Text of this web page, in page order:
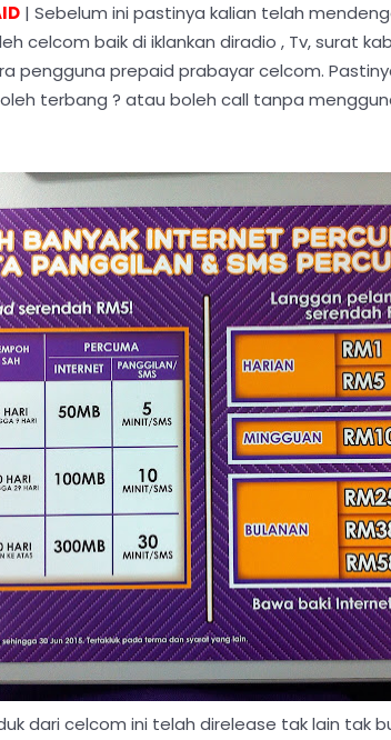
| Sebelum ini pastinya kalian telah
celcom baik di iklankan diradio , Tv, surat
pengguna prepaid prabayar celcom.
terbang ? atau boleh call tanpa
dari celcom ini telah direlease tak lain tak